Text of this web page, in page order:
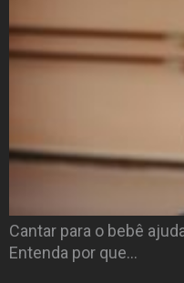
Cantar para o bebê
Entenda por que…